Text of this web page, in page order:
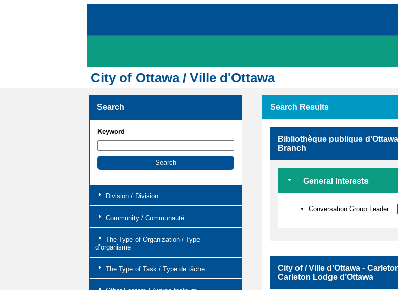
City of Ottawa / Ville d'Ottawa
Search
Keyword
Division / Division
Community / Communauté
The Type of Organization / Type
d’organisme
The Type of Task / Type de tâche
Search Results
Bibliothèque publique
Branch
General Interests
Conversation Group Leader
City of / Ville d'Ottawa -
Carleton Lodge d’Ottawa